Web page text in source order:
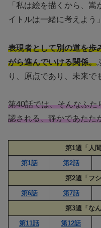
「私は絵を描くから、
イトルは一緒に考えよう」
表現者として別の道を歩
がら進んでいける関係。
り、原点であり、未来で
第40話では、そんなふた
認される、静かであたた
第1週「人
第1話
第2話
第2週「フ
第6話
第7話
第3週「な
第11話
第12話